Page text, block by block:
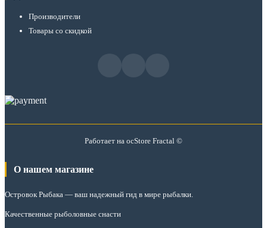
Производители
Товары со скидкой
Работает на ocStore Fractal ©
О нашем магазине
Островок Рыбака — ваш надежный гид в мире рыбалки.
Качественные рыболовные снасти